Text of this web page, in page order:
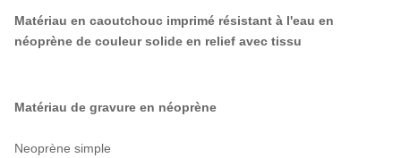
Matériau en caoutchouc imprimé résistant à l'eau en
néoprène de couleur solide en relief avec tissu
Matériau de gravure en néoprène
Neoprène simple